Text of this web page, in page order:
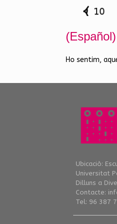
Ho sentim,
Ubicaciò:
Universitat
Dilluns a
Contacte:
Tel: 96 387